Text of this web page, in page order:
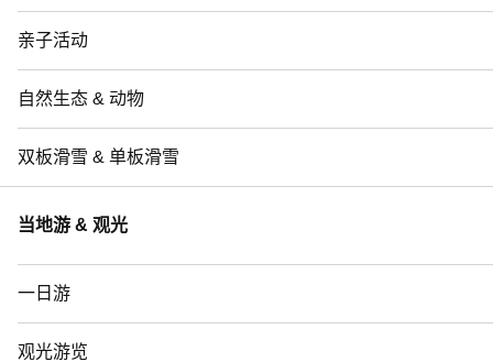
亲子活动
自然生态 & 动物
双板滑雪 & 单板滑雪
当地游 & 观光
一日游
观光游览